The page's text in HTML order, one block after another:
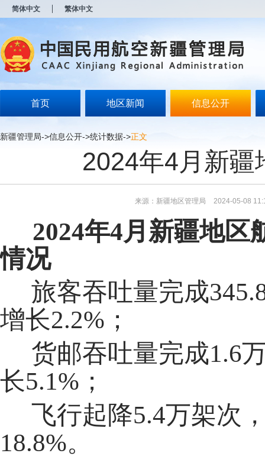
简体中文 繁体中文
首页 地区新闻 信息公开
新疆管理局->信息公开->统计数据->正文
2024年4月新疆
来源：新疆地区管理局 2024-05-08
2024年4月 新疆地区
情况
旅客吞吐量完成
增长2.2%；
货邮吞吐量完成1.6
长5.1%；
飞行起降5.4万架次
18.8%。
开
无
障
说
按
Alt
键
式